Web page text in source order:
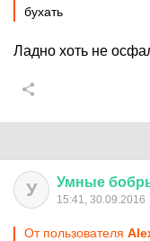
бухать
Ладно хоть не
У Умные
15:41, 30.09.2016
От пользователя